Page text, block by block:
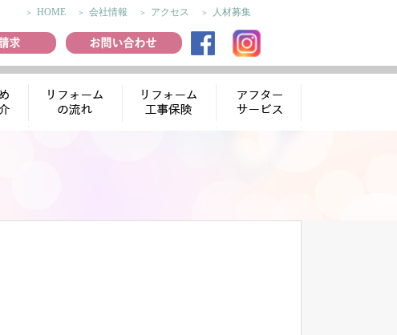
HOME 会社情報 アクセス 人材募集